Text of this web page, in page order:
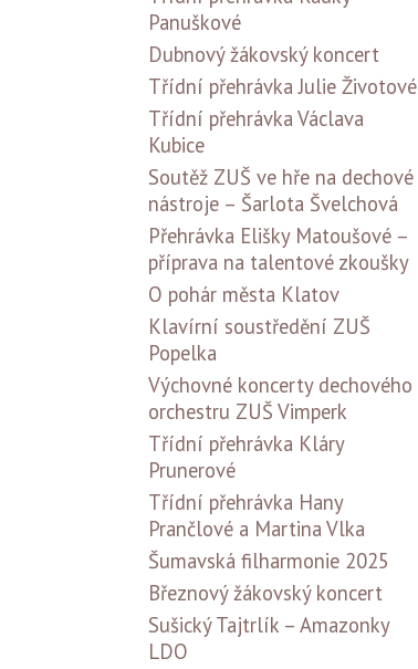
Panuškové
Dubnový žákovský koncert
Třídní přehrávka Julie Životové
Třídní přehrávka Václava
Kubice
Soutěž ZUŠ ve hře na dechové
nástroje – Šarlota Švelchová
Přehrávka Elišky Matoušové –
příprava na talentové zkoušky
O pohár města Klatov
Klavírní soustředění ZUŠ
Popelka
Výchovné koncerty dechového
orchestru ZUŠ Vimperk
Třídní přehrávka Kláry
Prunerové
Třídní přehrávka Hany
Prančlové a Martina Vlka
Šumavská filharmonie 2025
Březnový žákovský koncert
Sušický Tajtrlík – Amazonky
LDO